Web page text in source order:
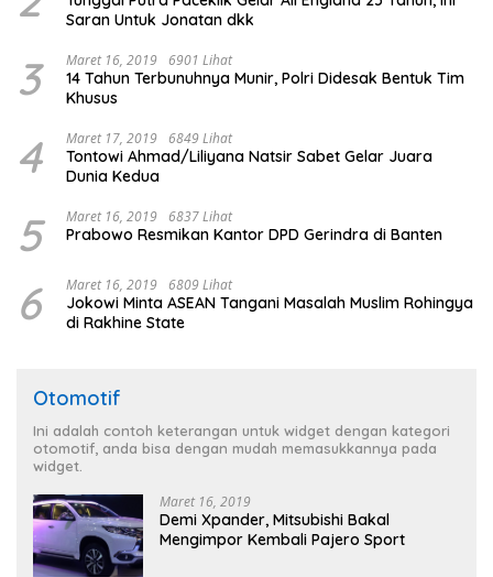
Saran Untuk Jonatan dkk
3 Maret 16, 2019 6901 Lihat
14 Tahun Terbunuhnya Munir, Polri Didesak Bentuk Tim
Khusus
4 Maret 17, 2019 6849 Lihat
Tontowi Ahmad/Liliyana Natsir Sabet Gelar Juara
Dunia Kedua
5 Maret 16, 2019 6837 Lihat
Prabowo Resmikan Kantor DPD Gerindra di Banten
6 Maret 16, 2019 6809 Lihat
Jokowi Minta ASEAN Tangani Masalah Muslim Rohingya
di Rakhine State
Otomotif
Ini adalah contoh keterangan untuk widget dengan kategori
otomotif, anda bisa dengan mudah memasukkannya pada
widget.
Maret 16, 2019
Demi Xpander, Mitsubishi Bakal
Mengimpor Kembali Pajero Sport